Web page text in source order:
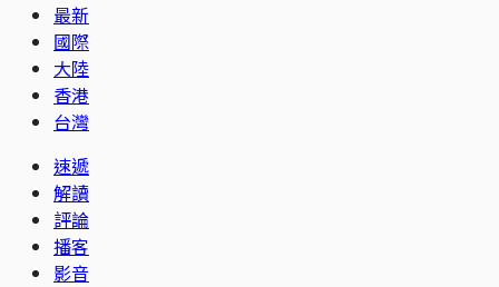
最新
國際
大陸
香港
台灣
速遞
解讀
評論
播客
影音